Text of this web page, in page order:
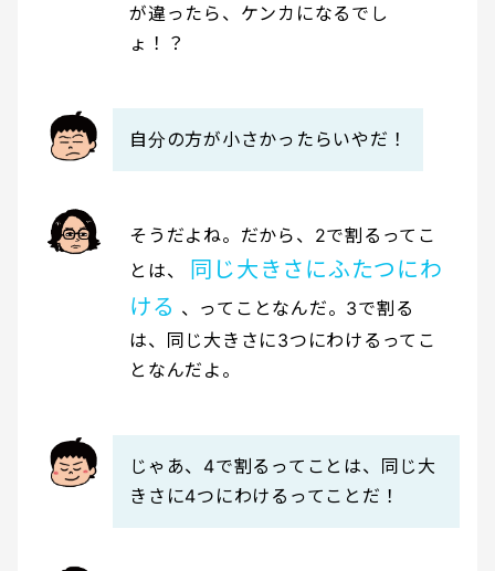
が違ったら、ケンカになるでし
ょ！？
自分の方が小さかったらいやだ！
そうだよね。だから、2で割るってこ
とは、
同じ大きさにふたつにわ
ける 、ってことなんだ。3で割る
は、同じ大きさに3つにわけるってこ
となんだよ。
じゃあ、4で割るってことは、同じ大
きさに4つにわけるってことだ！